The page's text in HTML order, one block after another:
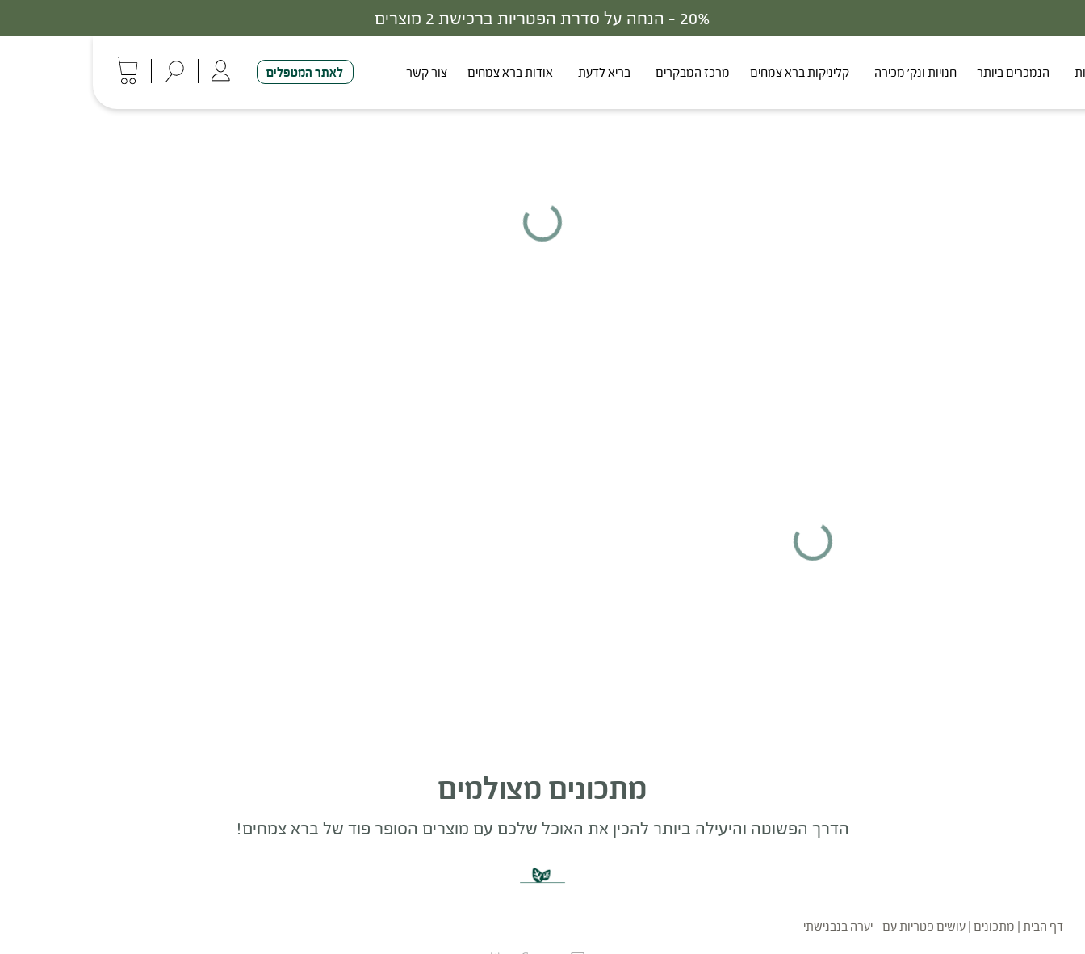
30% - הנחה על סדרת הפטריות ברכישת 3 מוצרים
הנמכרים ביותר חנויות ונק' מכירה קליניקות ברא צמחים מרכז המבקרים בריא לדעת אודות ברא צמחים צור קשר לאתר המטפלים
מתכונים מצולמים
הדרך הפשוטה והיעילה ביותר להכין את האוכל שלכם עם מוצרים הסופר פוד של ברא צמחים!
דף הבית מתכונים עושים פטריות עם – יערה בנבנישתי